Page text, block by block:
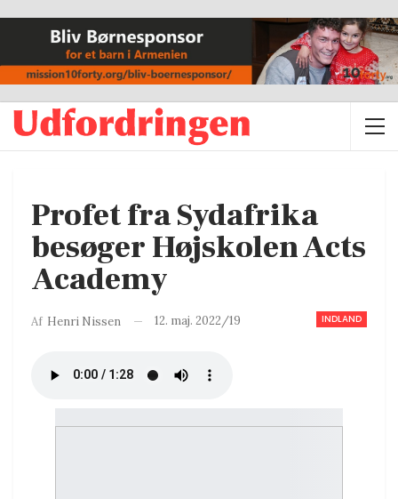
Profet fra Sydafrika
besøger Højskolen Acts
Academy
INDLAND
Af Henri Nissen 12. maj. 2022/19